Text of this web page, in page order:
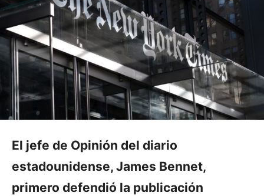
El jefe de Opinión del diario
estadounidense, James Bennet,
primero defendió la publiсación